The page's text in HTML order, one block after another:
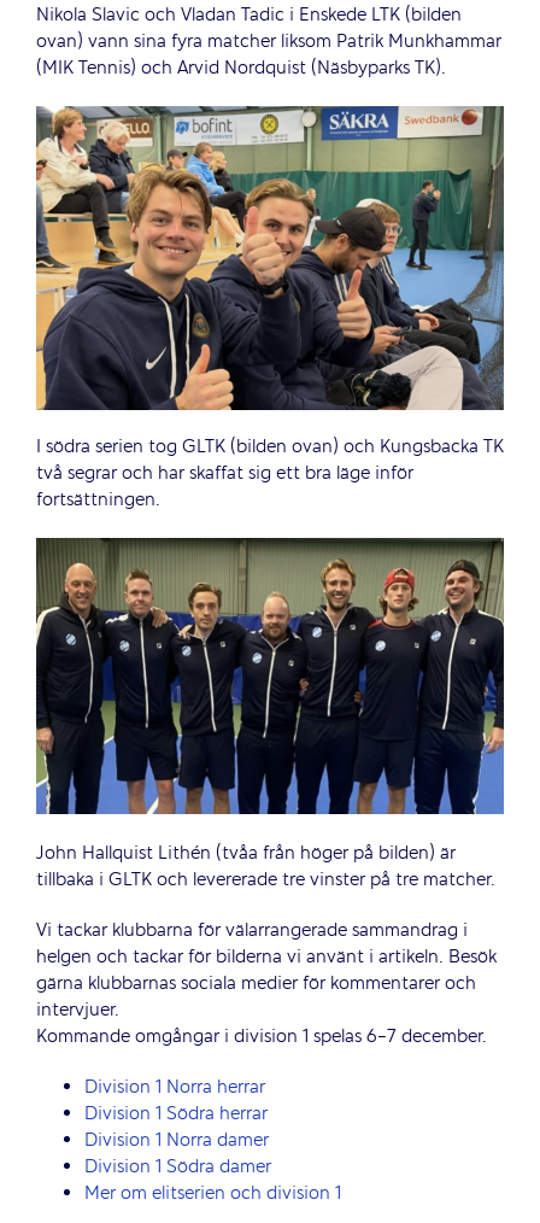
Nikola Slavic och Vladan Tadic i Enskede LTK (bilden
ovan) vann sina fyra matcher liksom Patrik Munkhammar
(MIK Tennis) och Arvid Nordquist (Näsbyparks TK).
I södra serien tog GLTK (bilden ovan) och Kungsbacka TK
två segrar och har skaffat sig ett bra läge inför
fortsättningen.
John Hallquist Lithén (tvåa från höger på bilden) är
tillbaka i GLTK och levererade tre vinster på tre matcher.
Vi tackar klubbarna för välarrangerade sammandrag i
helgen och tackar för bilderna vi använt i artikeln. Besök
gärna klubbarnas sociala medier för kommentarer och
intervjuer.
Kommande omgångar i division 1 spelas 6-7 december.
Division 1 Norra herrar
Division 1 Södra herrar
Division 1 Norra damer
Division 1 Södra damer
Mer om elitserien och division 1